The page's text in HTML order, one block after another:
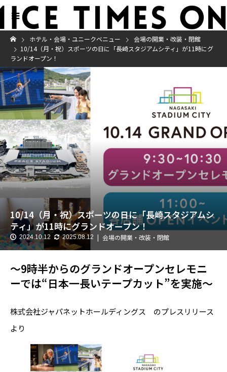
ホテル・会場・ユニークベニュー
会場の開業・改装・閉館
10/14（月・祝）スポーツの日に「長崎スタジアムシティ」が11時にグ
ランドオープン！
10/14（月・祝）スポーツの日に「長崎スタジアムシ
ティ」が11時にグランドオープン！
2024.10.12 2025.08.12 会場の開業・改装・閉館
～9時半からのグランドオープンセレモニ
ーでは“日本一長いテープカット”を実施～
株式会社ジャパネットホールディングス のプレスリリース
より